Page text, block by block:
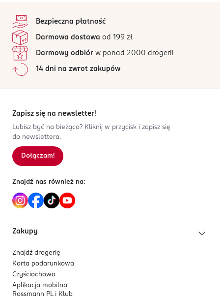
Warszawa
anna.lysoniewska@miraculum.pl
600490366
PL-Polska
Kod EAN
Wszystkie opinie są zweryfikowane zakupem.
4
0%
2
1
0%
Sortowanie wg
Bezpieczna płatność
Darmowa dostawa od 199 zł
Darmowy odbiór w ponad 2000 drogerii
14 dni na zwrot zakupów
Zapisz się na newsletter!
Lubisz być na bieżąco? Kliknij w przycisk i zapisz się
do newslettera.
Dołączam!
Znajdź nas również na:
Zakupy
Znajdź drogerię
Karta podarunkowa
Czyściochowo
Aplikacja mobilna
Rossmann PL i Klub